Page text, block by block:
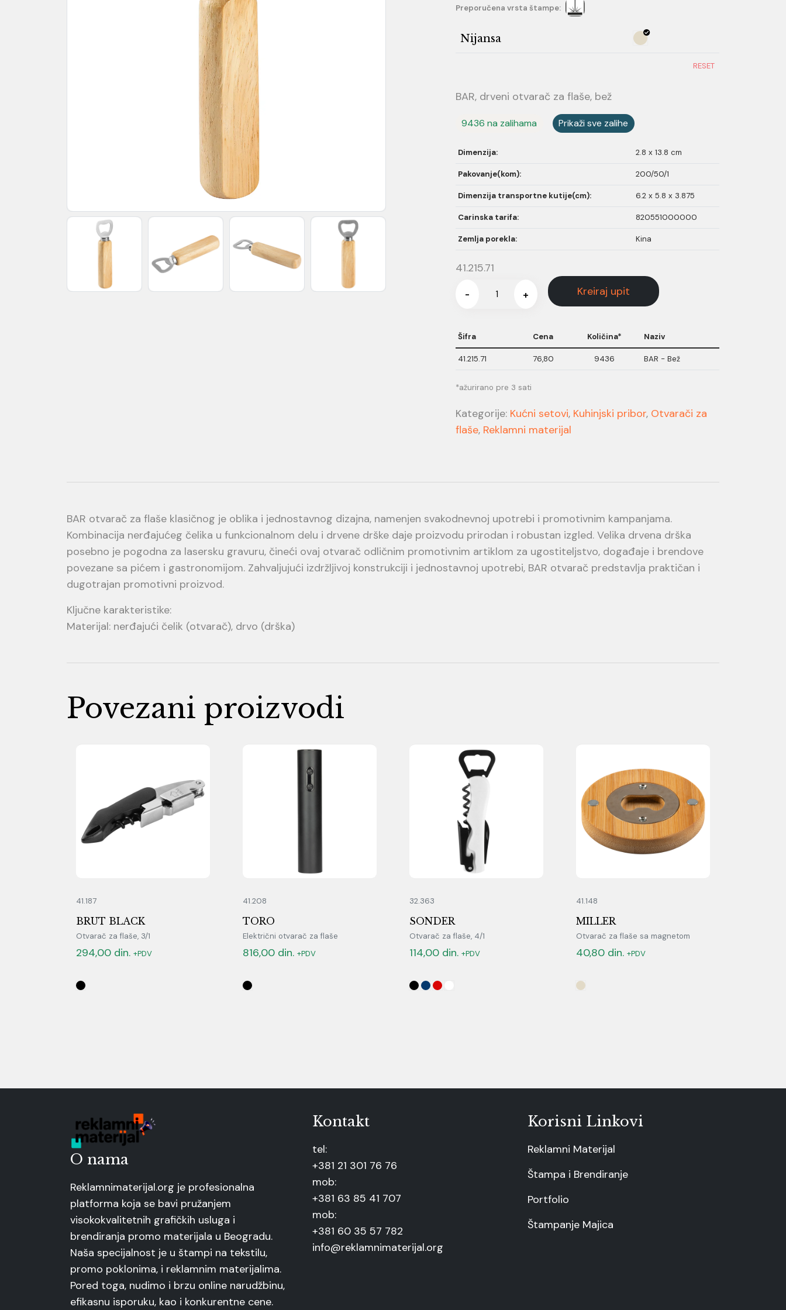
Preporučena vrsta štampe:
Nijansa
RESET
BAR, drveni otvarač za flaše, bež
9436 na zalihama Prikaži sve zalihe
Dimenzija: 2.8 x 13.8 cm
Pakovanje(kom): 200/50/1
Dimenzija transportne kutije(cm): 6.2 x 5.8 x 3.875
Carinska tarifa: 820551000000
Zemlja porekla: Kina
41.215.71
- + Kreiraj upit
Šifra Cena Količina* Naziv
41.215.71 76,80 9436 BAR - Bež
*ažurirano pre 3 sati
Kategorije: Kućni setovi, Kuhinjski pribor, Otvarači za
flaše, Reklamni materijal
BAR otvarač za flaše klasičnog je oblika i jednostavnog dizajna, namenjen svakodnevnoj upotrebi i promotivnim kampanjama.
Kombinacija nerđajućeg čelika u funkcionalnom delu i drvene drške daje proizvodu prirodan i robustan izgled. Velika drvena drška
posebno je pogodna za lasersku gravuru, čineći ovaj otvarač odličnim promotivnim artiklom za ugostiteljstvo, događaje i brendove
povezane sa pićem i gastronomijom. Zahvaljujući izdržljivoj konstrukciji i jednostavnoj upotrebi, BAR otvarač predstavlja praktičan i
dugotrajan promotivni proizvod.
Ključne karakteristike:
Materijal: nerđajući čelik (otvarač), drvo (drška)
Povezani proizvodi
41.187
BRUT BLACK
Otvarač za flaše, 3/1
294,00 din. +PDV
41.208
TORO
Električni otvarač za flaše
816,00 din. +PDV
32.363
SONDER
Otvarač za flaše, 4/1
114,00 din. +PDV
41.148
MILLER
Otvarač za flaše sa magnetom
40,80 din. +PDV
O nama
Reklamnimaterijal.org je profesionalna
platforma koja se bavi pružanjem
visokokvalitetnih grafičkih usluga i
brendiranja promo materijala u Beogradu.
Naša specijalnost je u štampi na tekstilu,
promo poklonima, i reklamnim materijalima.
Pored toga, nudimo i brzu online narudžbinu,
efikasnu isporuku, kao i konkurentne cene.
Kontakt
tel:
+381 21 301 76 76
mob:
+381 63 85 41 707
mob:
+381 60 35 57 782
info@reklamnimaterijal.org
Korisni Linkovi
Reklamni Materijal
Štampa i Brendiranje
Portfolio
Štampanje Majica